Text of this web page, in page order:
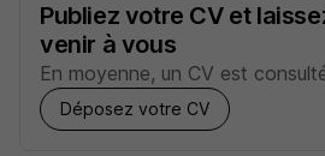
Publiez votre CV et
venir à vous
En moyenne, un CV est
Déposez votre CV